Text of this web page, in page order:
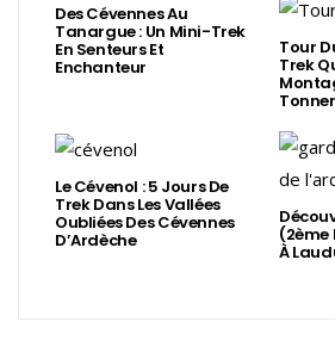
Des Cévennes Au
Tanargue : Un Mini-Trek
En Senteurs Et
Enchanteur
Tour
Trek
Le Cévenol : 5 Jours De
Trek Dans Les Vallées
Oubliées Des Cévennes
D’Ardèche (2ème
À